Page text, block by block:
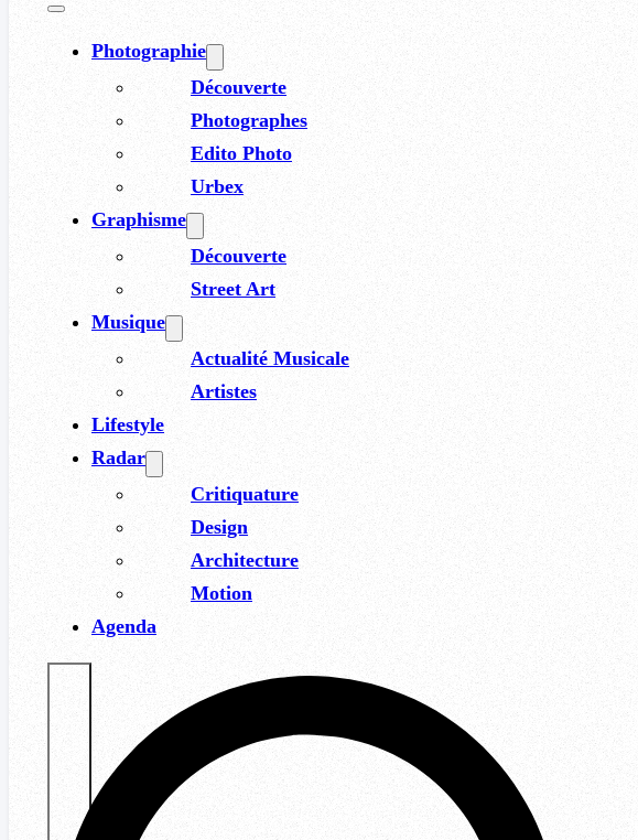
Photographie
Découverte
Photographes
Edito Photo
Urbex
Graphisme
Découverte
Street Art
Musique
Actualité Musicale
Artistes
Lifestyle
Radar
Critiquature
Design
Architecture
Motion
Agenda